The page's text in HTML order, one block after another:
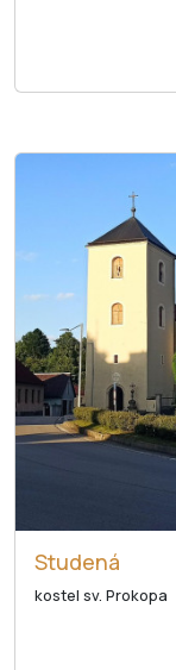
Studená
kostel sv. Prokopa